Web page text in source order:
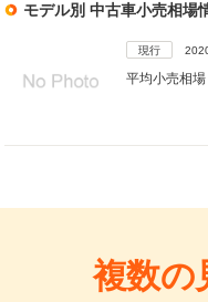
モデル別 中古車小売相場
現行
平均小売相場
複数の